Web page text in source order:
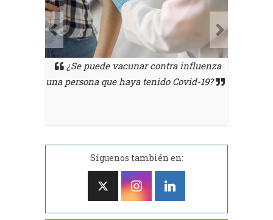
¿Se puede vacunar contra influenza
una persona que haya tenido Covid-19?
Síguenos también en: